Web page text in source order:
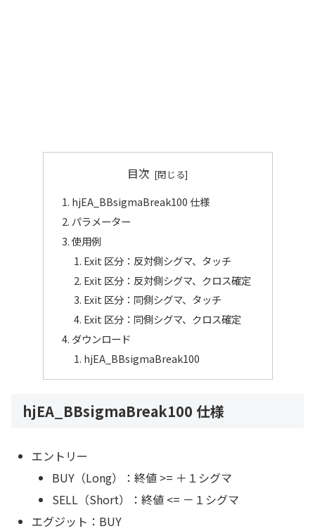
目次
hjEA_BBsigmaBreak100 仕様
パラメーター
使用例
Exit 区分：反対側シグマ、タッチ
Exit 区分：反対側シグマ、クロス確定
Exit 区分：同側シグマ、タッチ
Exit 区分：同側シグマ、クロス確定
ダウンロード
hjEA_BBsigmaBreak100
hjEA_BBsigmaBreak100 仕様
エントリー
BUY（Long）：終値 >= ＋１シグマ
SELL（Short）：終値 <= －１シグマ
エグジット：BUY